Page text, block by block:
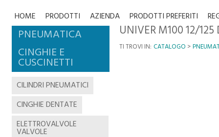
HOME PRODOTTI AZIENDA PRODOTTI PREFERITI
PNEUMATICA
CINGHIE E
CUSCINETTI
CILINDRI PNEUMATICI
CINGHIE DENTATE
ELETTROVALVOLE
VALVOLE
UNIVER M100 12/
TI TROVI IN: CATALOGO